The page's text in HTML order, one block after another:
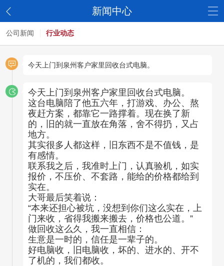
新闻中心
公司新闻 行业动态
今天上门到泉州客户家里回收台式电脑。
今天上门到泉州客户家里回收台式电脑。
这台电脑陪了他五六年，打游戏、办公、熬
夜赶方案，都靠它一路撑着。现在换了新
的，旧的就一直放在角落，舍不得扔，又占
地方。
其实很多人都这样，旧东西不是不值钱，是
有感情。
联系我之后，我准时上门，认真验机，如实
报价，不压价、不套路，能给的价格都给到
实在。
大哥最后笑着说：
“本来还担心被坑，没想到你们这么实在，上
门来收，省得我搬来搬去，价格也公道。”
做回收这么久，我一直相信：
生意是一时的，信任是一辈子的。
好电脑收，旧电脑收，坏的、进水的、开不
了机的，我们都收。